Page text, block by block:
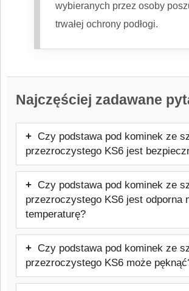
wybieranych przez osoby
trwałej ochrony podłogi.
Najczęściej zadawane
Czy podstawa pod kominek ze
przezroczystego KS6 jest
Tak — podstawa pod kominek
przezroczystego KS6 jest
materiałem do stosowania jako
pod kominek lub piec
zgodnie z przeznaczeniem.
Czy podstawa pod kominek ze
przezroczystego KS6 jest odporna
temperaturę?
Tak, podstawa pod kominek ze
przezroczystego KS6 wykonana
hartowanego ESG jest
pracy w pobliżu urządzeń
Czy podstawa pod kominek ze
przezroczystego KS6 może
Podstawa pod kominek ze szkła